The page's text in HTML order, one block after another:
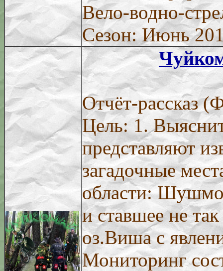
Вело-водно-
Сезон: Июнь
Отчёт-рассказ
Цель: 1.
представляют
загадочные
области:
и ставшее не
оз.Виша с
Мониторинг